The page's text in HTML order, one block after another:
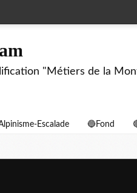
"Métiers de la
Escalade 🔵Fond